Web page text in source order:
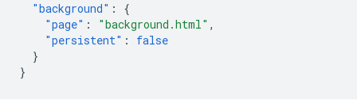
"background" :
{
"page" : "background.html" ,
"persistent" :
false
}
}